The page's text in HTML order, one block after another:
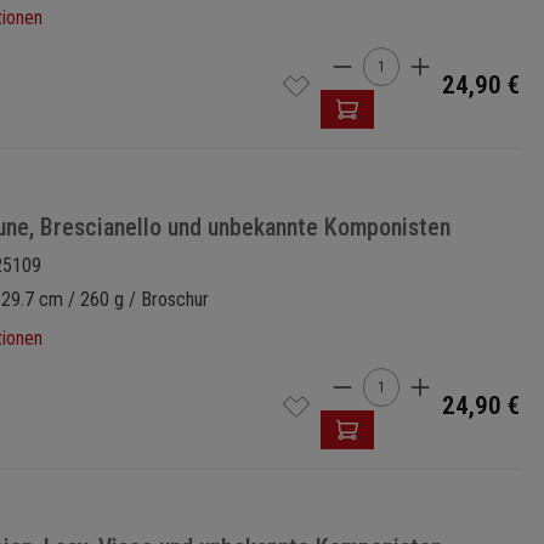
Produkt Anzahl:
24,90 €
Brescianello und unbekannte Komponisten
cm / 260 g / Broschur
Produkt Anzahl:
24,90 €